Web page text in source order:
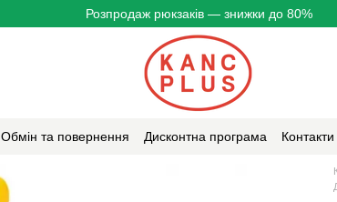
Розпродаж рюкзаків — знижки до 80%
Обмін та повернення Дисконтна програма Контакти